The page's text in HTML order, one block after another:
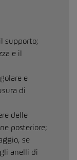
supporto;
e il
e
di
delle
posteriore;
se
anelli di